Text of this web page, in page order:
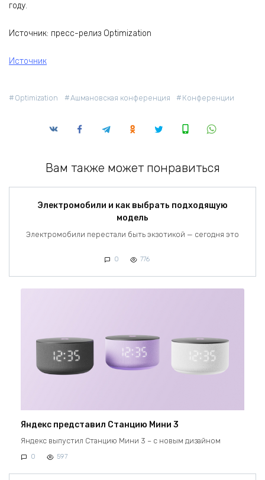
году.
Источник: пресс-релиз Optimization
Источник
Optimization Ашмановская конференция Конференции
Вам также может понравиться
Электромобили и как выбрать подходящую
модель
Электромобили перестали быть экзотикой — сегодня это
0 776
Яндекс представил Станцию Мини 3
Яндекс выпустил Станцию Мини 3 – с новым дизайном
0 597